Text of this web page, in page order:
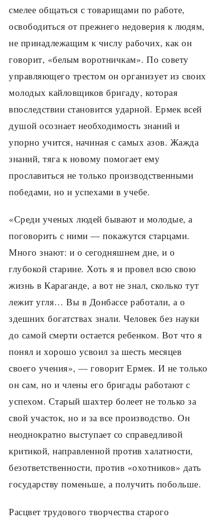
смелее общаться с товарищами по работе,
освободиться от прежнего недоверия к людям,
не принадлежащим к числу рабочих, как он
говорит, «белым воротничкам». По совету
управляющего трестом он организует из своих
молодых кайловщиков бригаду, которая
впоследствии становится ударной. Ермек всей
душой осознает необходимость знаний и
упорно учится, начиная с самых азов. Жажда
знаний, тяга к новому помогает ему
прославиться не только производственными
победами, но и успехами в учебе.
«Среди ученых людей бывают и молодые, а
поговорить с ними — покажутся старцами.
Много знают: и о сегодняшнем дне, и о
глубокой старине. Хоть я и провел всю свою
жизнь в Караганде, а вот не знал, сколько тут
лежит угля… Вы в Донбассе работали, а о
здешних богатствах знали. Человек без науки
до самой смерти остается ребенком. Вот что я
понял и хорошо усвоил за шесть месяцев
своего учения», — говорит Ермек. И не только
он сам, но и члены его бригады работают с
успехом. Старый шахтер болеет не только за
свой участок, но и за все производство. Он
неоднократно выступает со справедливой
критикой, направленной против халатности,
безответственности, против «охотников» дать
государству поменьше, а получить побольше.
Расцвет трудового творчества старого